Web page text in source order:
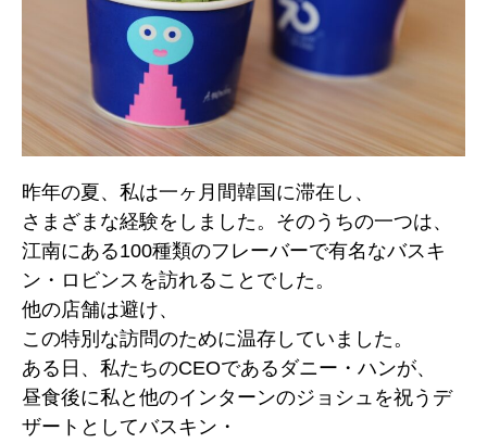
昨年の夏、私は一ヶ月間韓国に滞在し、
さまざまな経験をしました。そのうちの一つは、
江南にある100種類のフレーバーで有名なバスキ
ン・ロビンスを訪れることでした。
他の店舗は避け、
この特別な訪問のために温存していました。
ある日、私たちのCEOであるダニー・ハンが、
昼食後に私と他のインターンのジョシュを祝うデ
ザートとしてバスキン・